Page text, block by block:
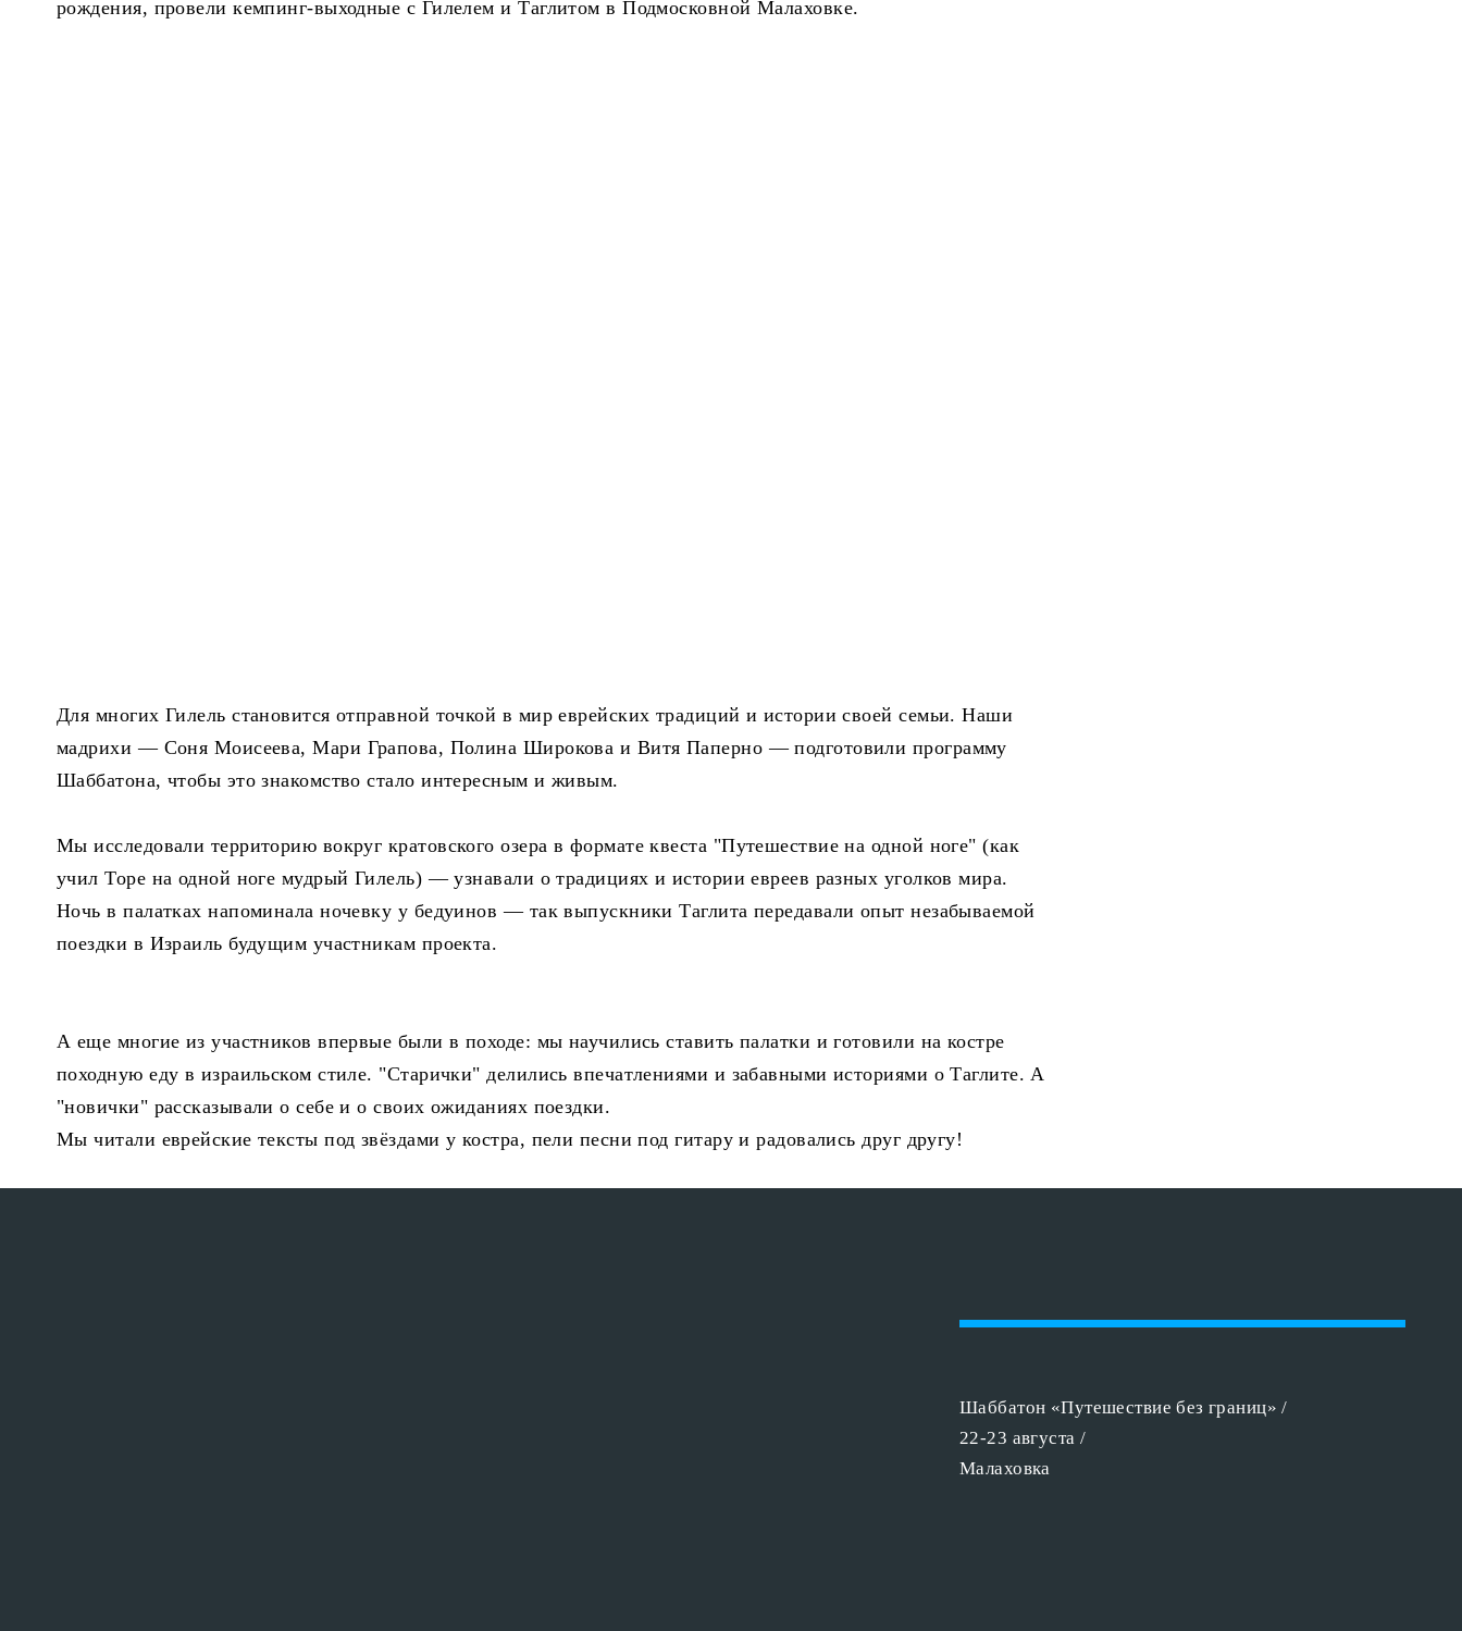
рождения, провели кемпинг-выходные с Гилелем и Таглитом в Подмосковной Малаховке.
Для многих Гилель становится отправной точкой в мир еврейских традиций и истории своей семьи. Наши
мадрихи — Соня Моисеева, Мари Грапова, Полина Широкова и Витя Паперно — подготовили программу
Шаббатона, чтобы это знакомство стало интересным и живым.
Мы исследовали территорию вокруг кратовского озера в формате квеста "Путешествие на одной ноге" (как
учил Торе на одной ноге мудрый Гилель) — узнавали о традициях и истории евреев разных уголков мира.
Ночь в палатках напоминала ночевку у бедуинов — так выпускники Таглита передавали опыт незабываемой
поездки в Израиль будущим участникам проекта.
А еще многие из участников впервые были в походе: мы научились ставить палатки и готовили на костре
походную еду в израильском стиле. "Старички" делились впечатлениями и забавными историями о Таглите. А
"новички" рассказывали о себе и о своих ожиданиях поездки.
Мы читали еврейские тексты под звёздами у костра, пели песни под гитару и радовались друг другу!
Шаббатон «Путешествие без границ» /
22-23 августа /
Малаховка